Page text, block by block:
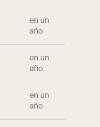
en un
año
en un
año
en un
año